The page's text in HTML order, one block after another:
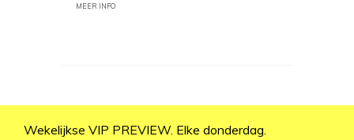
MEER INFO
Wekelijkse VIP PREVIEW. Elke donderdag.